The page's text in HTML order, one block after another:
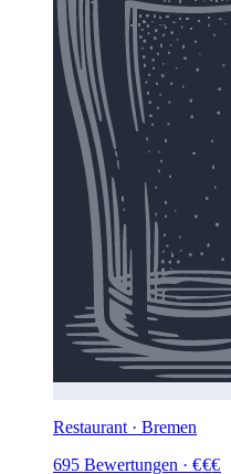
Restaurant · Bremen
695 Bewertungen · €€€